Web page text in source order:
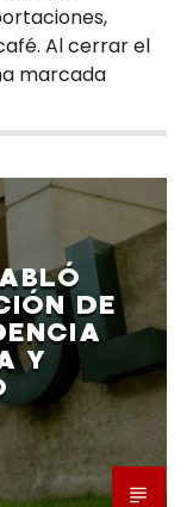
Al cerrar el
marcada
DE
Y